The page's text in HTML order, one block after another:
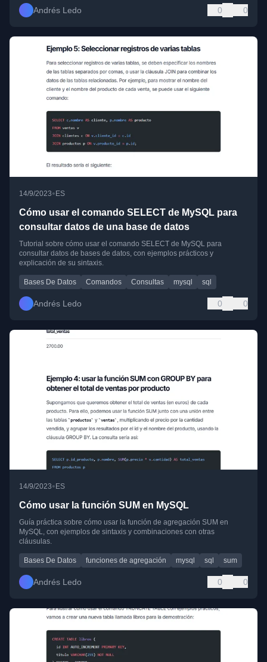
Andrés Ledo 0 0
14/9/2023•ES
Cómo usar el comando SELECT de MySQL para
consultar datos de una base de datos
Tutorial sobre cómo usar el comando SELECT de MySQL para
consultar datos de bases de datos, con ejemplos prácticos y
explicación de su sintaxis.
Bases De Datos Comandos Consultas mysql sql
Andrés Ledo 0 0
14/9/2023• ES
Cómo usar la función SUM en MySQL
Guía práctica sobre cómo usar la función de agregación SUM en
MySQL, con ejemplos de sintaxis y combinaciones con otras
cláusulas.
Bases De Datos funciones de agregación mysql sql sum
Andrés Ledo 0 0